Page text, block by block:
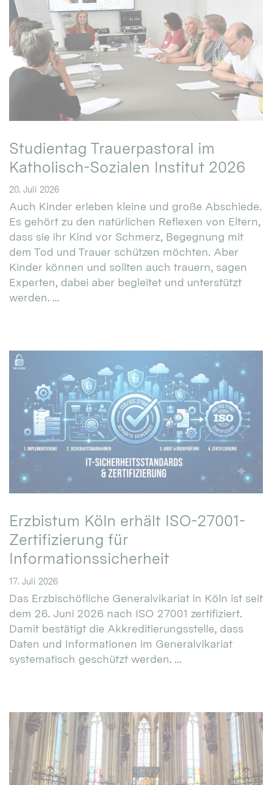
Studientag Trauerpastoral im
Katholisch-Sozialen Institut 2026
20. Juli 2026
Auch Kinder erleben kleine und große Abschiede.
Es gehört zu den natürlichen Reflexen von Eltern,
dass sie ihr Kind vor Schmerz, Begegnung mit
dem Tod und Trauer schützen möchten. Aber
Kinder können und sollten auch trauern, sagen
Experten, dabei aber begleitet und unterstützt
werden. ...
Erzbistum Köln erhält ISO-27001-
Zertifizierung für
Informationssicherheit
17. Juli 2026
Das Erzbischöfliche Generalvikariat in Köln ist seit
dem 26. Juni 2026 nach ISO 27001 zertifiziert.
Damit bestätigt die Akkreditierungsstelle, dass
Daten und Informationen im Generalvikariat
systematisch geschützt werden. ...